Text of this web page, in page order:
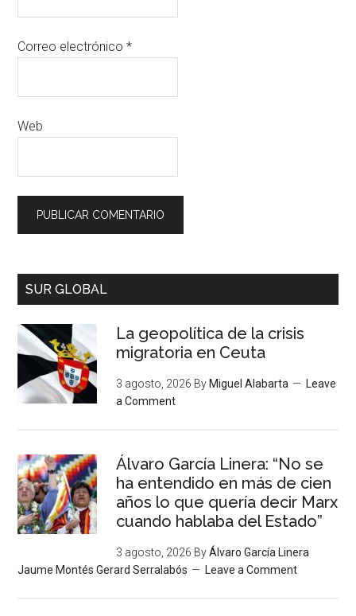
Correo electrónico*
Web
SUR GLOBAL
La geopolítica de la crisis
migratoria en Ceuta
3 agosto, 2026 By Miguel Alabarta
Leave
a Comment
Álvaro García Linera: “No se
ha entendido en más de cien
años lo que quería decir Marx
cuando hablaba del Estado”
3 agosto, 2026 ByÁlvaro García Linera
Jaume Montés Gerard Serralabós
Leave a Comment